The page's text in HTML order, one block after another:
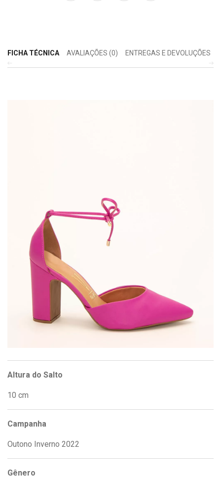
FICHA TÉCNICA AVALIAÇÕES (0) ENTREGAS E DEVOLUÇÕES
Altura do Salto
10 cm
Campanha
Outono Inverno 2022
Gênero